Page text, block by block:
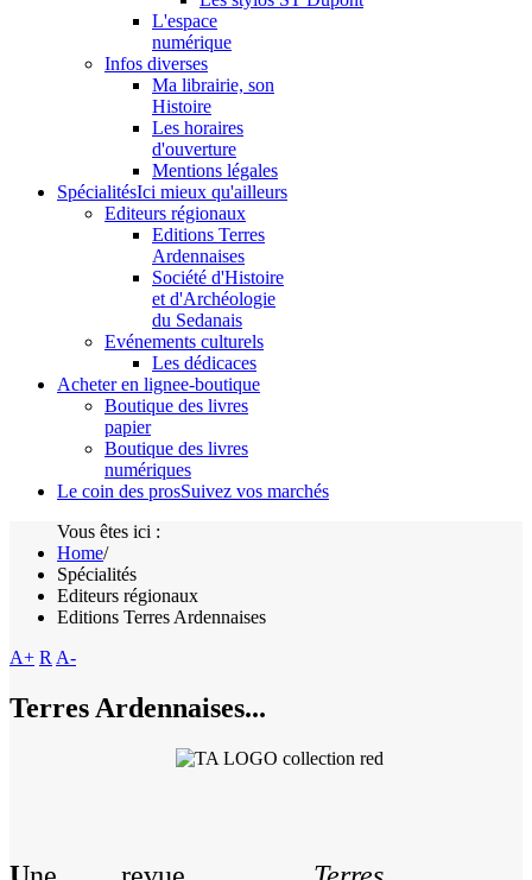
L'espace
numérique
Infos diverses
Ma librairie, son
Histoire
Les horaires
d'ouverture
Mentions légales
SpécialitésIci mieux qu'ailleurs
Editeurs régionaux
Editions Terres
Ardennaises
Société d'Histoire
et d'Archéologie
du Sedanais
Evénements culturels
Les dédicaces
Acheter en lignee-boutique
Boutique des livres
papier
Boutique des livres
numériques
Le coin des prosSuivez vos marchés
Vous êtes ici :
Home/
Spécialités
Editeurs régionaux
Editions Terres Ardennaises
A+ R A-
Terres Ardennaises...